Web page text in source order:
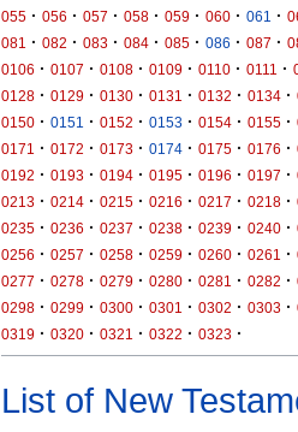
055 · 056 · 057 · 058 · 059 · 060 · 061 ·
081
· 082 · 083 · 084 · 085 · 086 · 087 ·
0106 · 0107 · 0108 · 0109 · 0110 · 0111 ·
0128 · 0129 · 0130 · 0131 · 0132 · 0134 ·
0150 · 0151 · 0152 · 0153 · 0154 · 0155 ·
0171
· 0172 · 0173 · 0174 · 0175 · 0176 ·
0192 · 0193 · 0194 · 0195 · 0196 · 0197 ·
0213 · 0214 · 0215 · 0216 · 0217 · 0218 ·
0235 · 0236 · 0237 · 0238 · 0239 · 0240 ·
0256 · 0257 · 0258 · 0259 · 0260 · 0261 ·
0277 · 0278 · 0279 · 0280 · 0281 · 0282 ·
0298 · 0299 · 0300 · 0301 · 0302 · 0303 ·
0319 · 0320 · 0321 · 0322 · 0323 ·
List of New